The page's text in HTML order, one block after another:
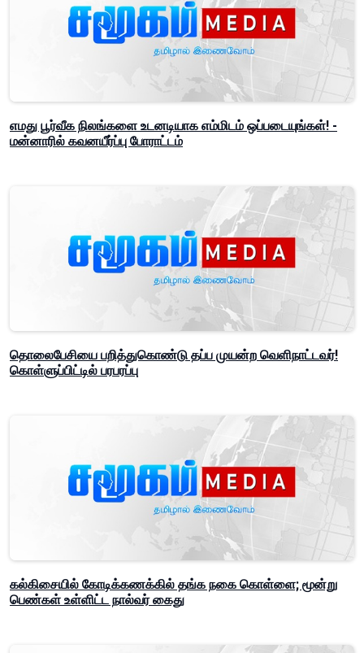
எமது பூர்வீக நிலங்களை உடனடியாக எம்மிடம் ஒப்படையுங்கள்! -
மன்னாரில் கவனயீர்ப்பு போராட்டம்
தொலைபேசியை பறித்துகொண்டு தப்ப முயன்ற வெளிநாட்டவர்!
கொள்ளுப்பிட்டில் பரபரப்பு
கல்கிசையில் கோடிக்கணக்கில் தங்க நகை கொள்ளை; மூன்று
பெண்கள் உள்ளிட்ட நால்வர் கைது